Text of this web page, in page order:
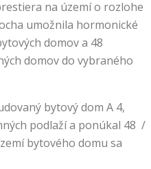
na území o rozlohe
umožnila hormonické
domov a 48
domov do vybraného
bytový dom A 4,
podlaží a ponúkal 48 /
bytového domu sa